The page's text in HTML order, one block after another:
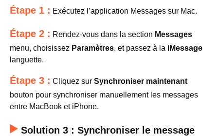
Étape 1 : Exécutez l’application Messages sur Mac.
Étape 2 : Rendez-vous dans la section Messages
menu, choisissez Paramètres, et passez à la iMessage
languette.
Étape 3 : Cliquez sur Synchroniser maintenant
bouton pour synchroniser manuellement les messages
entre MacBook et iPhone.
Solution 3 : Synchroniser le message